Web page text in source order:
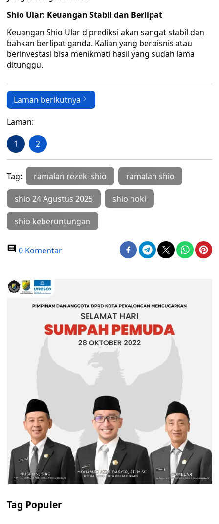
Shio Ular: Keuangan Stabil dan Berlipat
Keuangan Shio Ular diprediksi akan sangat stabil dan
bahkan berlipat ganda. Kalian yang berbisnis atau
berinvestasi bisa menikmati hasil yang sudah lama
ditunggu.
Laman berikutnya
Laman:
1 2
Tag: ramalan rezeki shio ramalan shio
shio 24 Agustus 2025 shio hoki
shio keberuntungan
0 Komentar
Tag Populer